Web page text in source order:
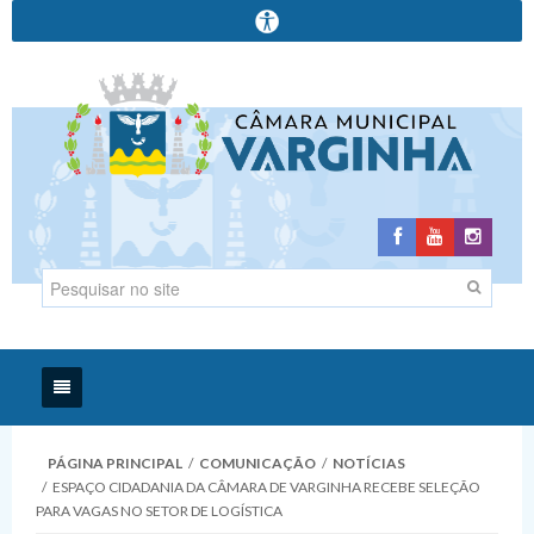
Institucional
PÁGINA PRINCIPAL / COMUNICAÇÃO / NOTÍCIAS
/ ESPAÇO CIDADANIA DA CÂMARA DE VARGINHA RECEBE SELEÇÃO
PARA VAGAS NO SETOR DE LOGÍSTICA